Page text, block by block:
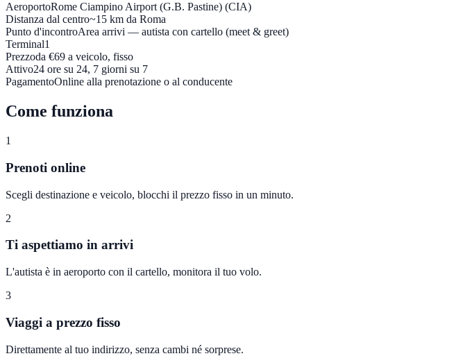
AeroportoRome Ciampino Airport (G.B. Pastine) (CIA)
Distanza dal centro~15 km da Roma
Punto d'incontroArea arrivi — autista con cartello (meet & greet)
Terminal1
Prezzoda €69 a veicolo, fisso
Attivo24 ore su 24, 7 giorni su 7
PagamentoOnline alla prenotazione o al conducente
Come funziona
1
Prenoti online
Scegli destinazione e veicolo, blocchi il prezzo fisso in un minuto.
2
Ti aspettiamo in arrivi
L'autista è in aeroporto con il cartello, monitora il tuo volo.
3
Viaggi a prezzo fisso
Direttamente al tuo indirizzo, senza cambi né sorprese.